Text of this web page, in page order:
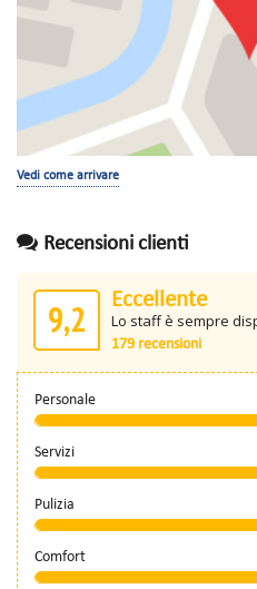
Vedi come arrivare
Recensioni clienti
9,2 Eccellente
Lo staff è sempre
179 recensioni
Personale
Servizi
Pulizia
Comfort